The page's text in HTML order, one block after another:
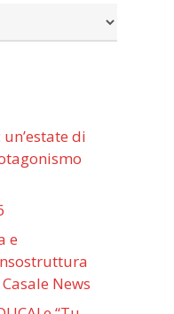
un’estate di
e
News